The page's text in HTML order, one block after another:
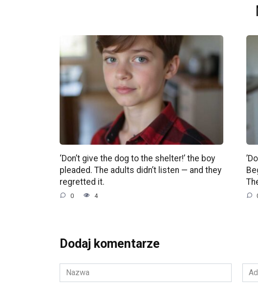
‘Don’t give the dog to the shelter!’ the boy
pleaded. The adults didn’t listen — and they
regretted it.
0 4
Dodaj komentarze
Nazwa
*